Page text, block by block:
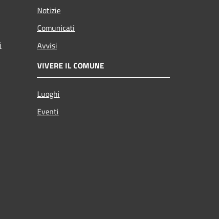
Notizie
Comunicati
Avvisi
VIVERE IL COMUNE
Luoghi
Eventi